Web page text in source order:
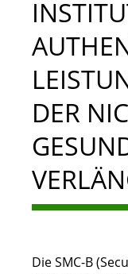
DER
Die SMC-B